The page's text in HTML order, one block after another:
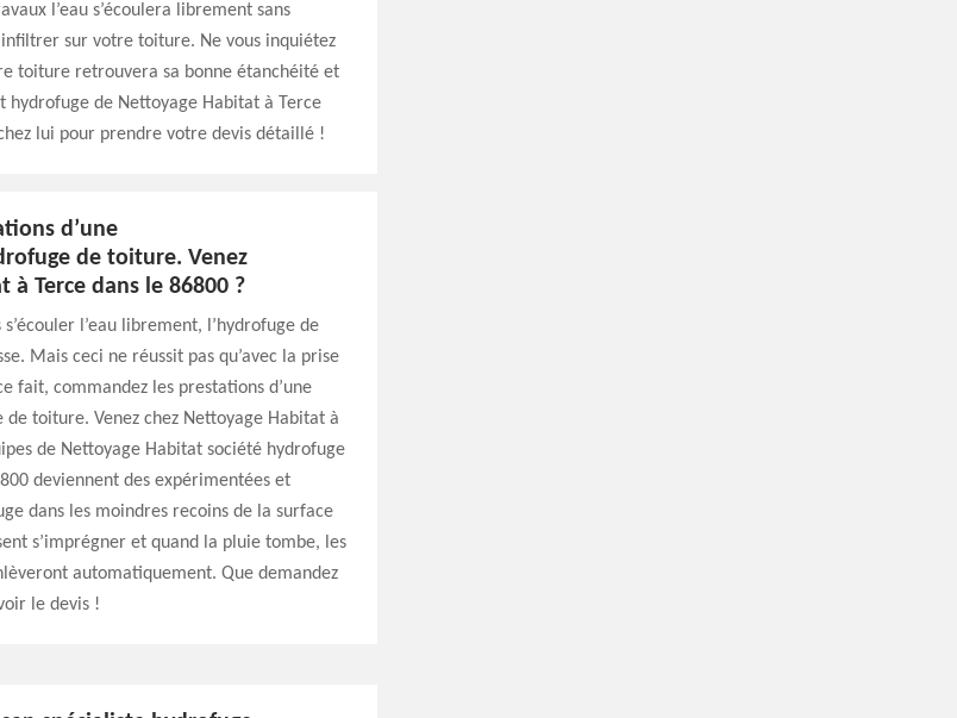
l’eau s’écoulera librement sans
sur votre toiture. Ne vous inquiétez
toiture retrouvera sa bonne étanchéité et
de Nettoyage Habitat à Terce
lui pour prendre votre devis détaillé !
d’une
de toiture. Venez
à Terce dans le 86800 ?
l’eau librement, l’hydrofuge de
Mais ceci ne réussit pas qu’avec la prise
fait, commandez les prestations d’une
toiture. Venez chez Nettoyage Habitat à
de Nettoyage Habitat société hydrofuge
deviennent des expérimentées et
dans les moindres recoins de la surface
s’imprégner et quand la pluie tombe, les
automatiquement. Que demandez
le devis !